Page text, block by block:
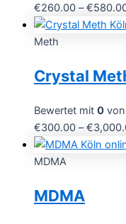
€260.00 –€
Meth
Crystal
Bewertet mit 0
€300.00 –€
MDMA
MDMA